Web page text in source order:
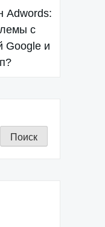
Adwords:
с
Google и
Поиск